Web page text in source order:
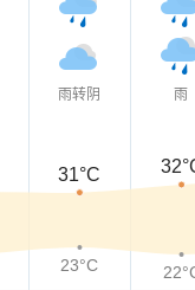
雨转阴 雨
31°C
23°C